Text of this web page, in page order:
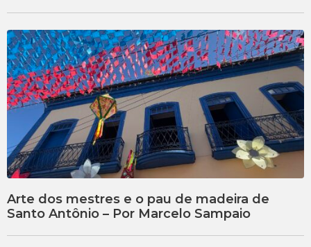
Arte dos mestres e o pau de madeira de
Santo Antônio – Por Marcelo Sampaio